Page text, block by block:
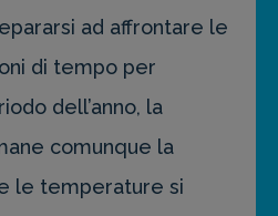
ad affrontare le
di tempo per
dell’anno, la
comunque la
le temperature si